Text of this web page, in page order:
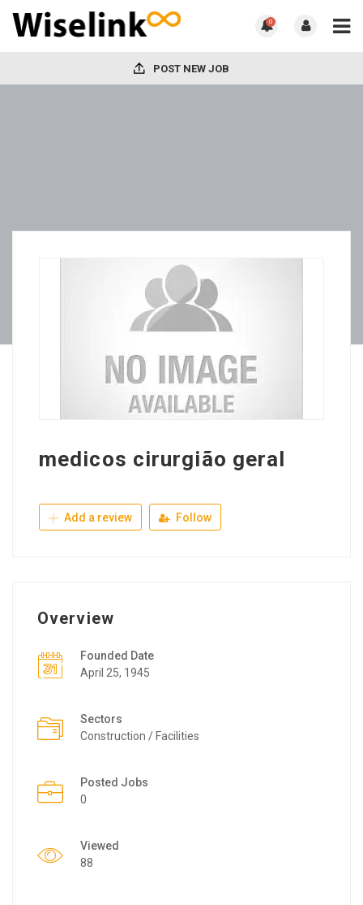
0
POST NEW JOB
medicos cirurgião geral
Add a review Follow
Overview
Founded Date
April 25, 1945
Sectors
Construction / Facilities
Posted Jobs
0
Viewed
88